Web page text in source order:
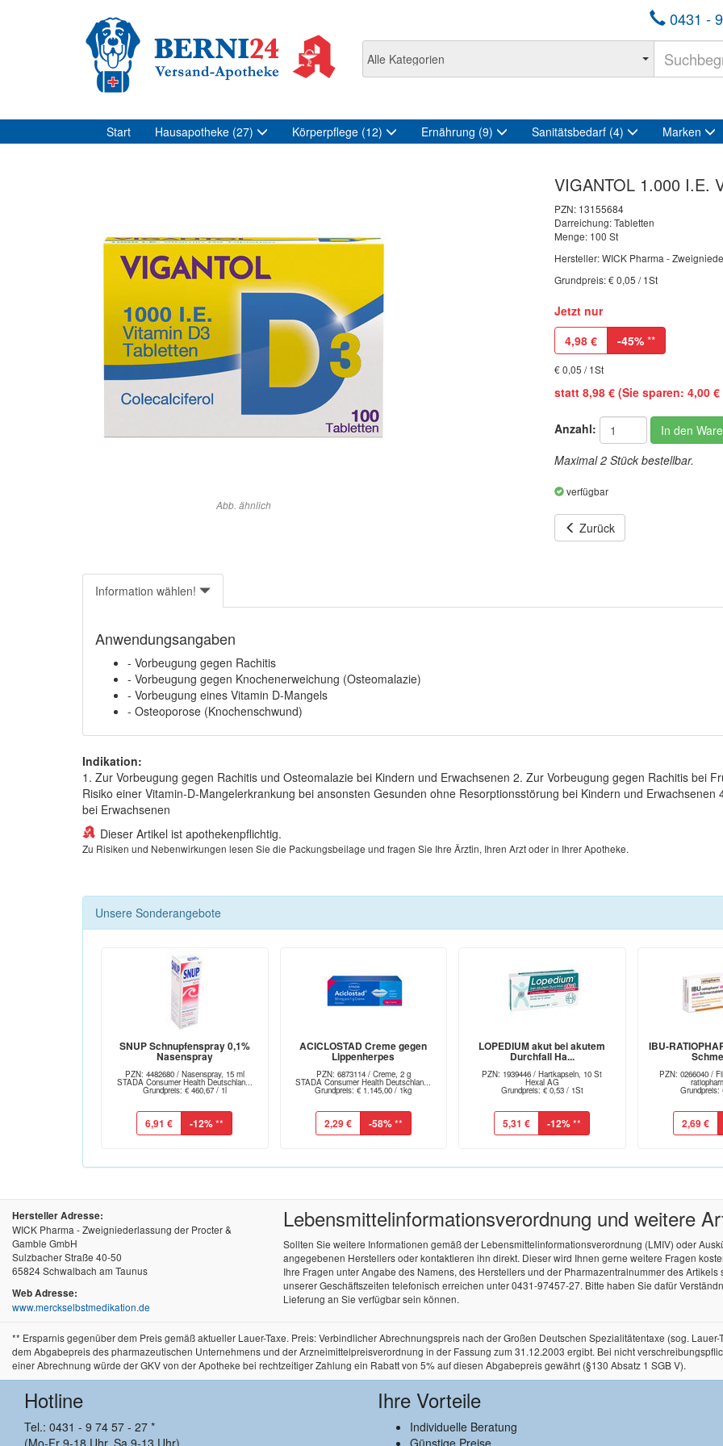
0431 -
Start Hausapotheke (27) Körperpflege (12) Ernährung (9) Sanitätsbedarf (4) Marken
Abb. ähnlich
VIGANTOL 1.000 I.E.
PZN: 13155684
Darreichung: Tabletten
Menge: 100 St
Hersteller: WICK Pharma -
Grundpreis: € 0,05 / 1St
Jetzt nur
4,98 € -45% **
€ 0,05 / 1St
statt 8,98 € (Sie sparen: 4,00 €
Anzahl:
In den
Maximal 2 Stück bestellbar.
verfügbar
Zurück
Information wählen!
Anwendungsangaben
- Vorbeugung gegen Rachitis
- Vorbeugung gegen Knochenerweichung (Osteomalazie)
- Vorbeugung eines Vitamin D-Mangels
- Osteoporose (Knochenschwund)
Indikation:
1. Zur Vorbeugung gegen Rachitis und Osteomalazie bei Kindern und Erwachsenen 2. Zur Vorbeugung gegen Rachitis bei
Risiko einer Vitamin-D-Mangelerkrankung bei ansonsten Gesunden ohne Resorptionsstörung bei Kindern und
bei Erwachsenen
Dieser Artikel ist apothekenpflichtig.
Zu Risiken und Nebenwirkungen lesen Sie die Packungsbeilage und fragen Sie Ihre Ärztin, Ihren Arzt oder in Ihrer Apotheke.
Unsere Sonderangebote
SNUP Schnupfenspray 0,1%
Nasenspray
PZN: 4482680 / Nasenspray, 15 ml
STADA Consumer Health Deutschlan...
Grundpreis: € 460,67 / 1l
6,91 € -12%**
ACICLOSTAD Creme gegen
Lippenherpes
PZN: 6873114 / Creme, 2 g
STADA Consumer Health Deutschlan...
Grundpreis: € 1.145,00 / 1kg
2,29 € -58%**
LOPEDIUM akut bei akutem
Durchfall Ha...
PZN: 1939446 / Hartkapseln, 10 St
Hexal AG
Grundpreis: € 0,53 / 1St
5,31 € -12%**
IBU-
PZN: 0266040 /
2,69 €
Hersteller Adresse:
WICK Pharma - Zweigniederlassung der Procter &
Gamble GmbH
Sulzbacher Straße 40-50
65824 Schwalbach am Taunus
Web Adresse:
www.merckselbstmedikation.de
Lebensmittel­informations­verordnung und weitere
Sollten Sie weitere Informationen gemäß der Lebensmittel­informations­verordnung (LMIV) oder
angegebenen Herstellers oder kontaktieren ihn direkt. Dieser wird Ihnen gerne weitere Fragen
Ihre Fragen unter Angabe des Namens, des Herstellers und der Pharmazentralnummer des
unserer Geschäftszeiten telefonisch erreichen unter 0431-97457-27. Bitte haben Sie dafür
Lieferung an Sie verfügbar sein können.
** Ersparnis gegenüber dem Preis gemäß aktueller Lauer-Taxe. Preis: Verbindlicher Abrechnungspreis nach der Großen Deutschen Spezialitätentaxe (sog.
dem Abgabepreis des pharmazeutischen Unternehmens und der Arzneimittelpreisverordnung in der Fassung zum 31.12.2003 ergibt. Bei nicht
einer Abrechnung würde der GKV von der Apotheke bei rechtzeitiger Zahlung ein Rabatt von 5% auf diesen Abgabepreis gewährt (§130 Absatz 1 SGB V).
Hotline
Tel.: 0431 - 9 74 57 - 27 *
(Mo-Fr 9-18 Uhr, Sa 9-13 Uhr)
Ihre Vorteile
Individuelle Beratung
Günstige Preise